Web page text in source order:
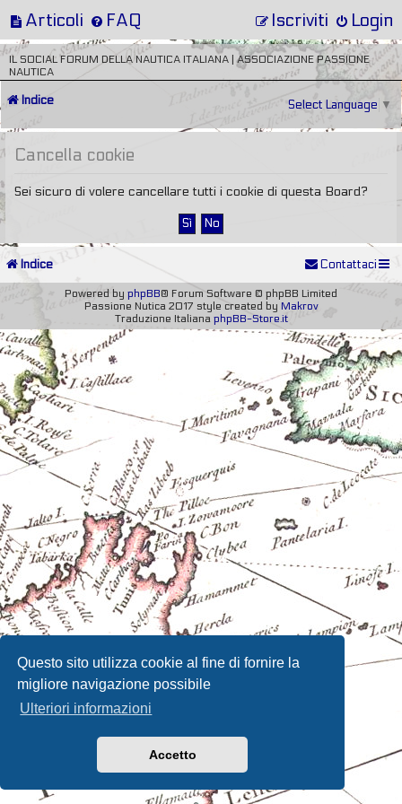
Questo sito utilizza cookie al fine di fornire la
migliore navigazione possibile
Ulteriori informazioni
Accetto
Articoli FAQ Login
Iscriviti
IL SOCIAL FORUM DELLA NAUTICA ITALIANA | ASSOCIAZIONE PASSIONE
NAUTICA
Indice Select Language ▼
Cancella cookie
Sei sicuro di volere cancellare tutti i cookie di questa Board?
Indice Contattaci
Powered by phpBB® Forum Software © phpBB Limited
Passione Nutica 2017 style created by Makrov
Traduzione Italiana phpBB-Store.it